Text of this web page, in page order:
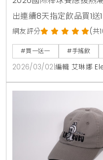
出連續8天指定飲品買1
萬杯太極3號免費領取活
即可參加，快來掌握詳細
油 。
網友評分 (共
#買一送一 #手搖飲
2026/03/02 編輯 艾琳娜